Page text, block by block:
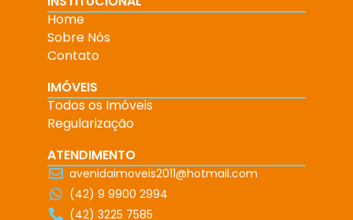
Home
Sobre Nós
Contato
IMÓVEIS
Todos os Imóveis
Regularização
ATENDIMENTO
avenidaimoveis2011@hotmail.com
(42) 9 9900 2994
(42) 3225 7585